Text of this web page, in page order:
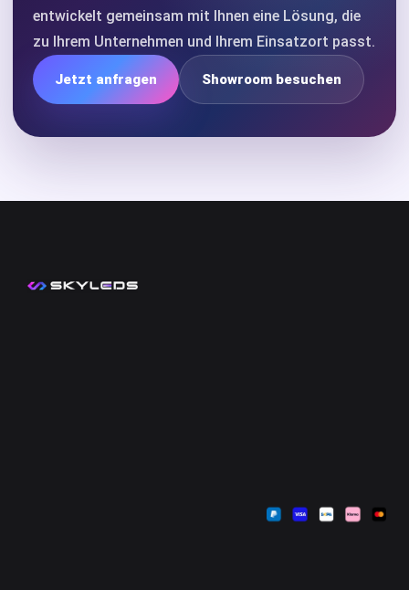
entwickelt gemeinsam mit Ihnen eine Lösung, die
zu Ihrem Unternehmen und Ihrem Einsatzort passt.
Jetzt anfragen Showroom besuchen